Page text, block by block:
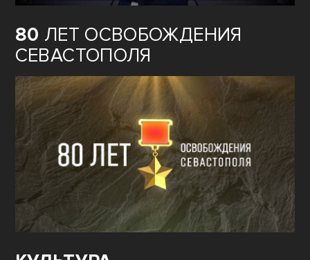
80 ЛЕТ ОСВОБОЖДЕНИЯ
СЕВАСТОПОЛЯ